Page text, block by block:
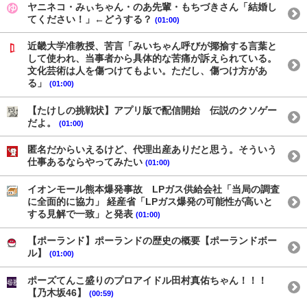
ヤニネコ・みぃちゃん・のあ先輩・もちづきさん「結婚し
てください！」←どうする？ (01:00)
近畿大学准教授、苦言「みいちゃん呼びが揶揄する言葉と
して使われ、当事者から具体的な苦痛が訴えられている。
文化芸術は人を傷つけてもよい。ただし、傷つけ方があ
る」
(01:00)
【たけしの挑戦状】アプリ版で配信開始 伝説のクソゲー
だよ。
(01:00)
匿名だからいえるけど、代理出産ありだと思う。そういう
仕事あるならやってみたい (01:00)
イオンモール熊本爆発事故 LPガス供給会社「当局の調査
に全面的に協力」 経産省「LPガス爆発の可能性が高いと
する見解で一致」と発表 (01:00)
【ポーランド】ポーランドの歴史の概要【ポーランドボー
ル】
(01:00)
ポーズてんこ盛りのプロアイドル田村真佑ちゃん！！！
【乃木坂46】
(00:59)